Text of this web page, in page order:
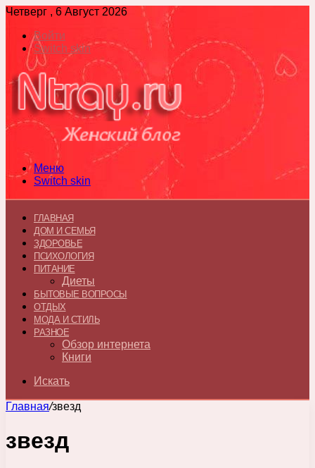
Четверг , 6 Август 2026
Войти
Switch skin
Меню
Switch skin
ГЛАВНАЯ
ДОМ И СЕМЬЯ
ЗДОРОВЬЕ
ПСИХОЛОГИЯ
ПИТАНИЕ
Диеты
БЫТОВЫЕ ВОПРОСЫ
ОТДЫХ
МОДА И СТИЛЬ
РАЗНОЕ
Обзор интернета
Книги
Искать
Главная/звезд
звезд